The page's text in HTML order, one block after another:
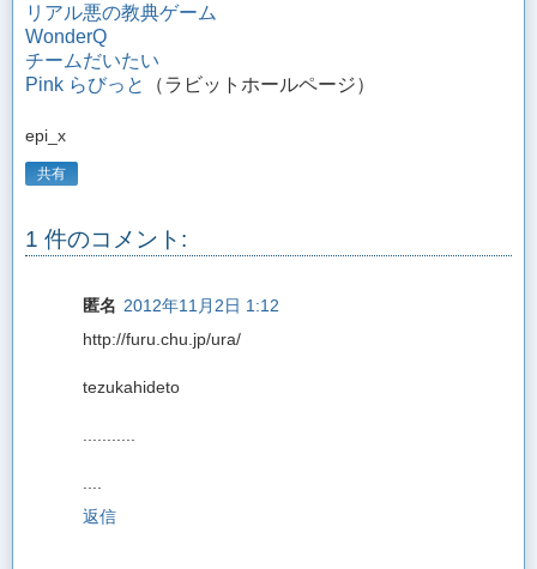
リアル悪の教典ゲーム
WonderQ
チームだいたい
Pink らびっと
（ラビットホールページ）
epi_x
共有
1 件のコメント:
匿名 2012年11月2日 1:12
http://furu.chu.jp/ura/
tezukahideto
返信